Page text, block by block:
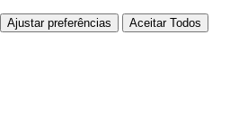
Ajustar preferências Aceitar Todos